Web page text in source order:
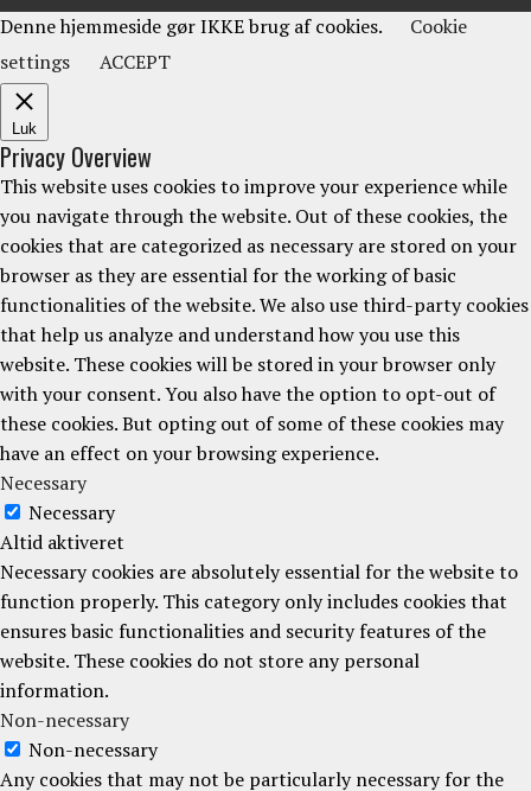
Denne hjemmeside gør IKKE brug af cookies.
Cookie
settings
ACCEPT
Luk
Privacy Overview
This website uses cookies to improve your experience while
you navigate through the website. Out of these cookies, the
cookies that are categorized as necessary are stored on your
browser as they are essential for the working of basic
functionalities of the website. We also use third-party cookies
that help us analyze and understand how you use this
website. These cookies will be stored in your browser only
with your consent. You also have the option to opt-out of
these cookies. But opting out of some of these cookies may
have an effect on your browsing experience.
Necessary
Necessary
Altid aktiveret
Necessary cookies are absolutely essential for the website to
function properly. This category only includes cookies that
ensures basic functionalities and security features of the
website. These cookies do not store any personal
information.
Non-necessary
Non-necessary
Any cookies that may not be particularly necessary for the